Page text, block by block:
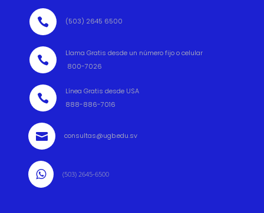
 (503) 2645 6500

Llama Gratis desde un número fijo o celular
800-7026

Línea Gratis desde USA
888-886-7016
 consultas@ugb.edu.sv
 (503) 2645-6500